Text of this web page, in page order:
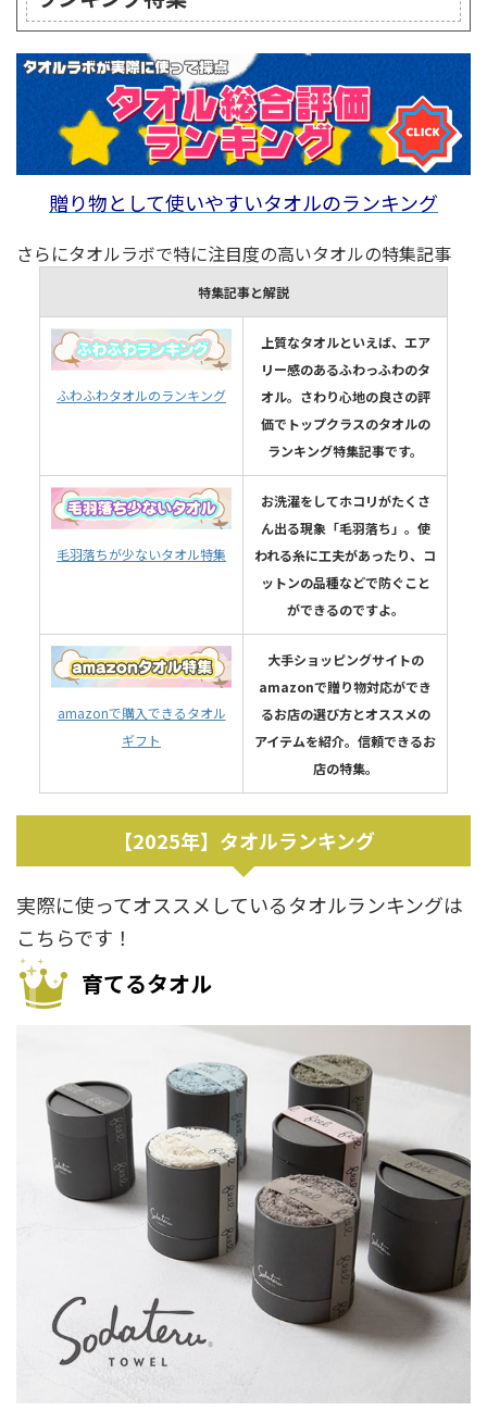
贈り物として使いやすいタオルのランキング
さらにタオルラボで特に注目度の高いタオルの特集記事
特集記事と解説
ふわふわタオルのランキング
上質なタオルといえば、エア
リー感のあるふわっふわのタ
オル。さわり心地の良さの評
価でトップクラスのタオルの
ランキング特集記事です。
毛羽落ちが少ないタオル特集
お洗濯をしてホコリがたくさ
ん出る現象「毛羽落ち」。使
われる糸に工夫があったり、コ
ットンの品種などで防ぐこと
ができるのですよ。
amazonで購入できるタオル
ギフト
大手ショッピングサイトの
amazonで贈り物対応ができ
るお店の選び方とオススメの
アイテムを紹介。信頼できるお
店の特集。
【2025年】タオルランキング
実際に使ってオススメしているタオルランキングは
こちらです！
育てるタオル